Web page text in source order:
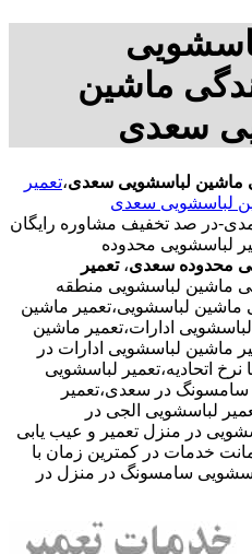
ماشین
سعدی
ماشین لباسشویی سعدی،تعمیر
لباسشویی سعدی
حبیب محمدی-در صد تخفیف مشاوره رایگان
لباسشویی محدوده
محدوده سعدی، تعمیر
ماشین لباسشویی منطقه
ماشین لباسشویی،تعمیر ماشین
ادارات،تعمیر ماشین
لباسشویی ادارات در
اتحادیه،تعمیر لباسشویی
سامسونگ در سعدی،تعمیر
لباسشویی الجی در
در منزل تعمیر و عیب یابی
خدمات در کمترین زمان با
سامسونگ در منزل در